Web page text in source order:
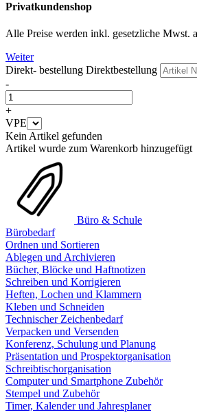
Privatkundenshop
Alle Preise werden inkl. gesetzliche Mwst.
Weiter
Direkt- bestellung Direktbestellung
-
+
VPE
Kein Artikel gefunden
Artikel wurde zum Warenkorb hinzugefügt
Büro & Schule
Bürobedarf
Ordnen und Sortieren
Ablegen und Archivieren
Bücher, Blöcke und Haftnotizen
Schreiben und Korrigieren
Heften, Lochen und Klammern
Kleben und Schneiden
Technischer Zeichenbedarf
Verpacken und Versenden
Konferenz, Schulung und Planung
Präsentation und Prospektorganisation
Schreibtischorganisation
Computer und Smartphone Zubehör
Stempel und Zubehör
Timer, Kalender und Jahresplaner